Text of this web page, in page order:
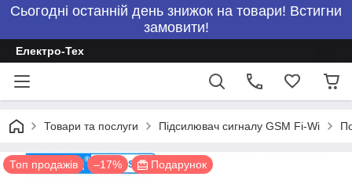
Сьогодні останній день знижок на товари! Встигни
замовити!
Електро-Тех
Товари та послуги Підсилювач сигналу GSM Fi-Wi
Топ продажів –17% Подарунок